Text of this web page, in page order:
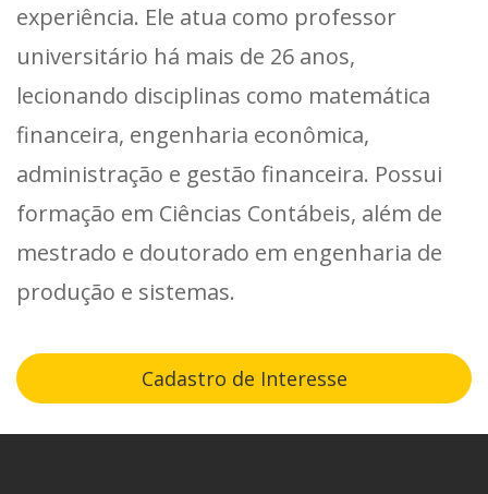
experiência. Ele atua como professor
universitário há mais de 26 anos,
lecionando disciplinas como matemática
financeira, engenharia econômica,
administração e gestão financeira. Possui
formação em Ciências Contábeis, além de
mestrado e doutorado em engenharia de
produção e sistemas.
Cadastro de Interesse